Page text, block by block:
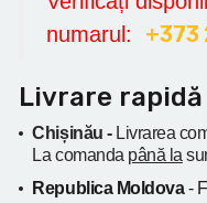
numarul: +373
Livrare rapidă
Chișinău - Livrarea
La comanda până la
Republica Moldova-